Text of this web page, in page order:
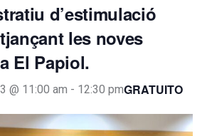
d’estimulació
les noves
El Papiol.
@ 11:00 am - 12:30 pmGRATUITO